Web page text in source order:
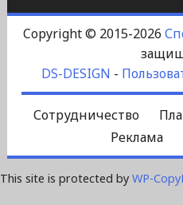
Copyright © 2015-2026
DS-DESIGN -
Сотрудничество
Реклама
This site is protected by WP-